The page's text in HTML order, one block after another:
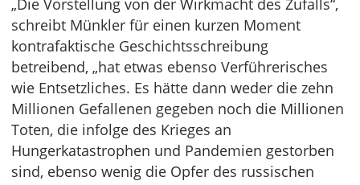
„Die Vorstellung von der Wirkmacht des Zufalls“,
schreibt Münkler für einen kurzen Moment
kontrafaktische Geschichtsschreibung
betreibend, „hat etwas ebenso Verführerisches
wie Entsetzliches. Es hätte dann weder die zehn
Millionen Gefallenen gegeben noch die Millionen
Toten, die infolge des Krieges an
Hungerkatastrophen und Pandemien gestorben
sind, ebenso wenig die Opfer des russischen